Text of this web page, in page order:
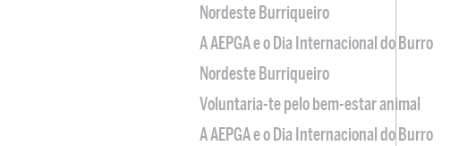
Nordeste Burriqueiro
A AEPGA e o Dia Internacional do Burro
Nordeste Burriqueiro
Voluntaria-te pelo bem-estar animal
A AEPGA e o Dia Internacional do Burro